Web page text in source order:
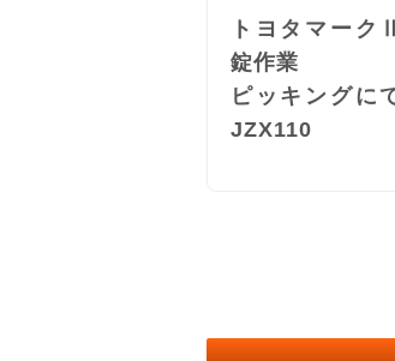
トヨタマーク
錠作業
ピッキングに
JZX110